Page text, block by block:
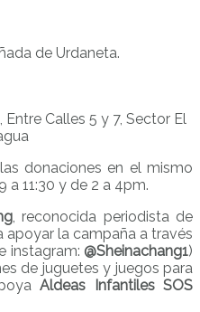
de Urdaneta.
Calles 5 y 7, Sector El
donaciones en el mismo
a 11:30 y de 2 a 4pm.
, reconocida periodista de
la campaña a través
instagram: @Sheinachang1)
de juguetes y juegos para
Aldeas Infantiles SOS